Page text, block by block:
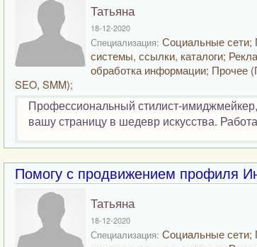
Татьяна
18-12-2020
Специализация: Социальные сети;
системы, ссылки, каталоги;
обработка информации; Прочее
SEO, SMM);
Профессиональный стилист-
вашу страницу в шедевр искусства.
Помогу с продвижением профиля
Татьяна
18-12-2020
Специализация: Социальные сети;